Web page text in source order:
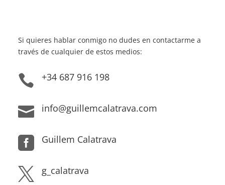
Si quieres hablar conmigo no dudes en contactarme a
través de cualquier de estos medios:
 +34 687 916 198
 info@guillemcalatrava.com
 Guillem Calatrava
 g_calatrava